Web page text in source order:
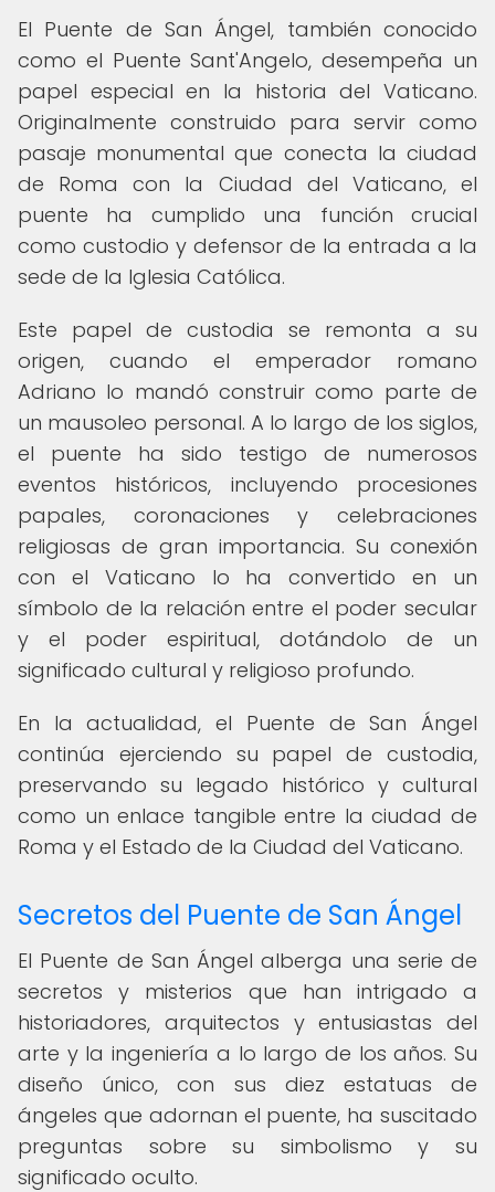
El Puente de San Ángel, también conocido
como el Puente Sant'Angelo, desempeña un
papel especial en la historia del Vaticano.
Originalmente construido para servir como
pasaje monumental que conecta la ciudad
de Roma con la Ciudad del Vaticano, el
puente ha cumplido una función crucial
como custodio y defensor de la entrada a la
sede de la Iglesia Católica.
Este papel de custodia se remonta a su
origen, cuando el emperador romano
Adriano lo mandó construir como parte de
un mausoleo personal. A lo largo de los siglos,
el puente ha sido testigo de numerosos
eventos históricos, incluyendo procesiones
papales, coronaciones y celebraciones
religiosas de gran importancia. Su conexión
con el Vaticano lo ha convertido en un
símbolo de la relación entre el poder secular
y el poder espiritual, dotándolo de un
significado cultural y religioso profundo.
En la actualidad, el Puente de San Ángel
continúa ejerciendo su papel de custodia,
preservando su legado histórico y cultural
como un enlace tangible entre la ciudad de
Roma y el Estado de la Ciudad del Vaticano.
Secretos del Puente de San Ángel
El Puente de San Ángel alberga una serie de
secretos y misterios que han intrigado a
historiadores, arquitectos y entusiastas del
arte y la ingeniería a lo largo de los años. Su
diseño único, con sus diez estatuas de
ángeles que adornan el puente, ha suscitado
preguntas sobre su simbolismo y su
significado oculto.